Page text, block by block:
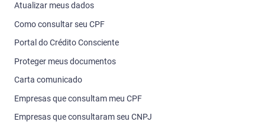
Atualizar meus dados
Como consultar seu CPF
Portal do Crédito Consciente
Proteger meus documentos
Carta comunicado
Empresas que consultam meu CPF
Empresas que consultaram seu CNPJ